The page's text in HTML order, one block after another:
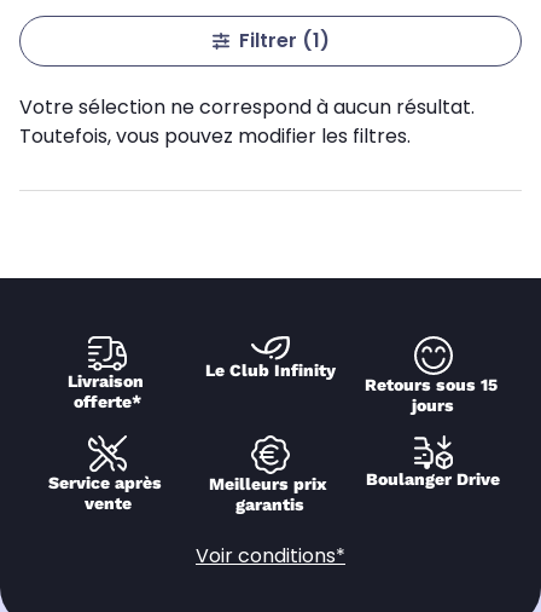
Filtrer (1)
Votre sélection ne correspond à aucun résultat.
Toutefois, vous pouvez modifier les filtres.
Livraison
offerte*
Le Club Infinity
Retours sous 15
jours
Service après
vente
Meilleurs prix
garantis
Boulanger Drive
Voir conditions*